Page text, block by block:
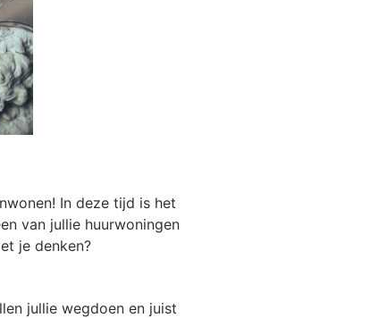
In deze tijd is het
van jullie huurwoningen
je denken?
jullie wegdoen en juist